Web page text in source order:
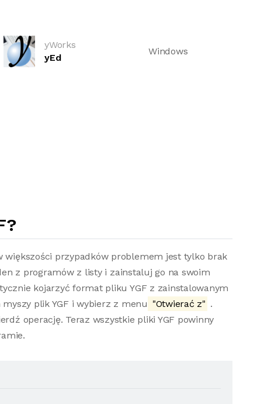
yWorks
yEd
Windows
przypadków problemem jest tylko brak
z programów z listy i zainstaluj go na swoim
kojarzyć format pliku YGF z zainstalowanym
plik YGF i wybierz z menu "Otwierać z" .
operację. Teraz wszystkie pliki YGF powinny